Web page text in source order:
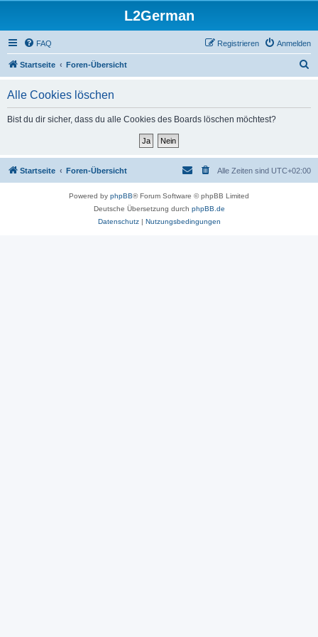
L2German
FAQ Anmelden
Registrieren
Startseite Foren-Übersicht
Alle Cookies löschen
Bist du dir sicher, dass du alle Cookies des Boards löschen möchtest?
Startseite Foren-Übersicht Alle Zeiten sind UTC+02:00
Powered by phpBB® Forum Software © phpBB Limited
Deutsche Übersetzung durch phpBB.de
Datenschutz| Nutzungsbedingungen